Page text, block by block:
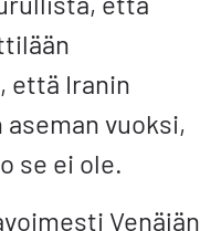
että Iranin
vuoksi,
se ei ole.
Venäjän